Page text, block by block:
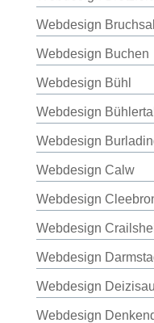
Webdesign Bruchsal
Webdesign Buchen
Webdesign Bühl
Webdesign Bühlertal
Webdesign
Webdesign Calw
Webdesign
Webdesign
Webdesign
Webdesign Deizisau
Webdesign